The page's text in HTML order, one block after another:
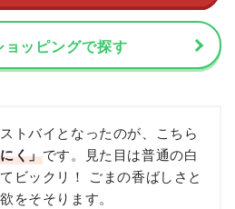
ッピングで探す
トバイとなったのが、こちら
く」です。見た目は普通の白
ビックリ！ ごまの香ばしさと
をそそります。